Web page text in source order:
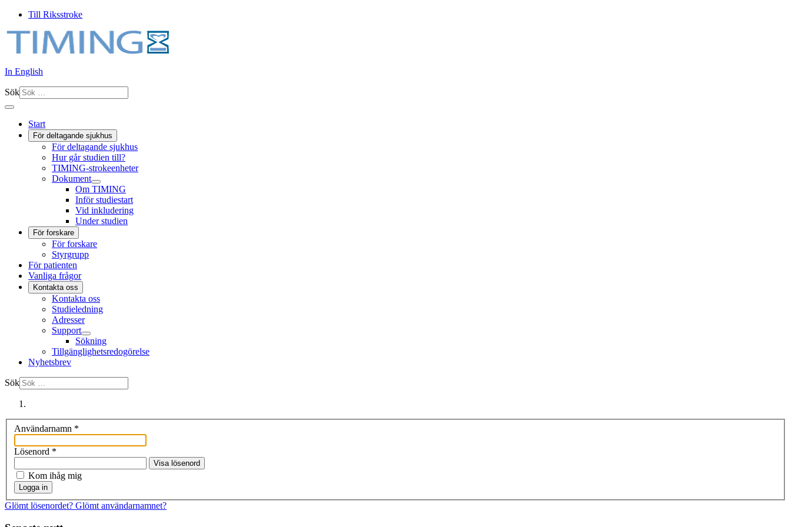
Till Riksstroke
In English
Sök
Start
För deltagande sjukhus
För deltagande sjukhus
Hur går studien till?
TIMING-strokeenheter
Dokument
Om TIMING
Inför studiestart
Vid inkludering
Under studien
För forskare
För forskare
Styrgrupp
För patienten
Vanliga frågor
Kontakta oss
Kontakta oss
Studieledning
Adresser
Support
Sökning
Tillgänglighetsredogörelse
Nyhetsbrev
Sök
Användarnamn *
Lösenord *
Visa lösenord
Kom ihåg mig
Logga in
Glömt lösenordet? Glömt användarnamnet?